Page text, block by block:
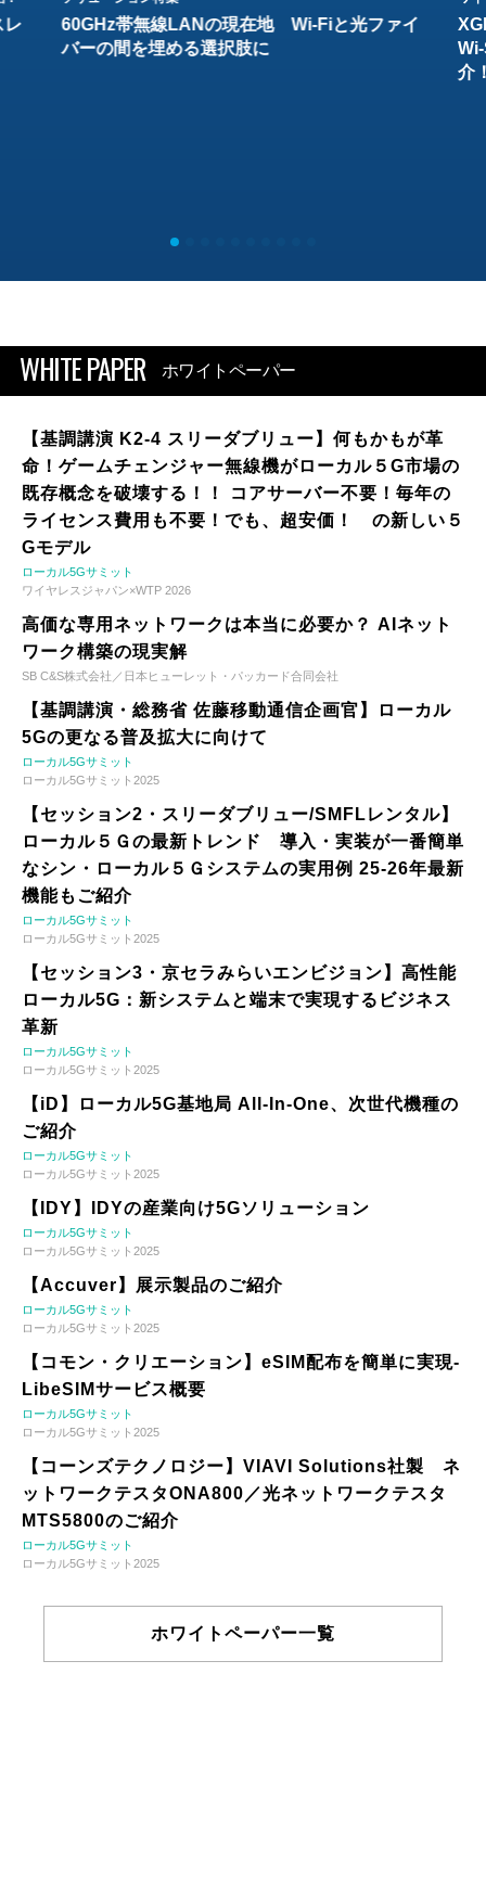
レ
60GHz帯無線LANの現在地 Wi-Fiと光ファイ
バーの間を埋める選択肢に
介
WHITE PAPER ホワイトペーパー
【基調講演 K2-4 スリーダブリュー】何もかもが革
命！ゲームチェンジャー無線機がローカル５G市場の
既存概念を破壊する！！ コアサーバー不要！毎年の
ライセンス費用も不要！でも、超安価！ の新しい５
Gモデル
ローカル5Gサミット
ワイヤレスジャパン×WTP 2026
高価な専用ネットワークは本当に必要か？ AIネット
ワーク構築の現実解
SB C&S株式会社／日本ヒューレット・パッカード合同会社
【基調講演・総務省 佐藤移動通信企画官】ローカル
5Gの更なる普及拡大に向けて
ローカル5Gサミット
ローカル5Gサミット2025
【セッション2・スリーダブリュー/SMFLレンタル】
ローカル５Ｇの最新トレンド 導入・実装が一番簡単
なシン・ローカル５Ｇシステムの実用例 25-26年最新
機能もご紹介
ローカル5Gサミット
ローカル5Gサミット2025
【セッション3・京セラみらいエンビジョン】高性能
ローカル5G：新システムと端末で実現するビジネス
革新
ローカル5Gサミット
ローカル5Gサミット2025
【iD】ローカル5G基地局 All-In-One、次世代機種の
ご紹介
ローカル5Gサミット
ローカル5Gサミット2025
【IDY】IDYの産業向け5Gソリューション
ローカル5Gサミット
ローカル5Gサミット2025
【Accuver】展示製品のご紹介
ローカル5Gサミット
ローカル5Gサミット2025
【コモン・クリエーション】eSIM配布を簡単に実現-
LibeSIMサービス概要
ローカル5Gサミット
ローカル5Gサミット2025
【コーンズテクノロジー】VIAVI Solutions社製 ネ
ットワークテスタONA800／光ネットワークテスタ
MTS5800のご紹介
ローカル5Gサミット
ローカル5Gサミット2025
ホワイトペーパー一覧